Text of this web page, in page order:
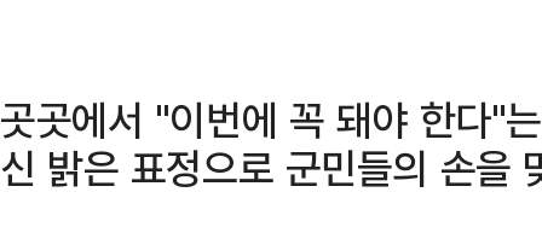
곳곳에서 "이번에 꼭 돼야 한다"
신 밝은 표정으로 군민들의 손을